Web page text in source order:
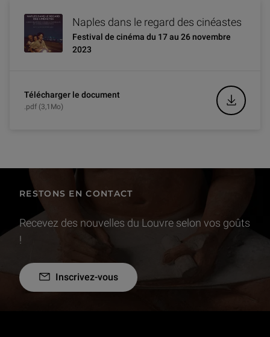
Naples dans le regard des cinéastes
Festival de cinéma du 17 au 26 novembre
2023
Télécharger le document
.pdf (3,1Mo)
RESTONS EN CONTACT
Recevez des nouvelles du Louvre selon vos goûts
!
Inscrivez-vous